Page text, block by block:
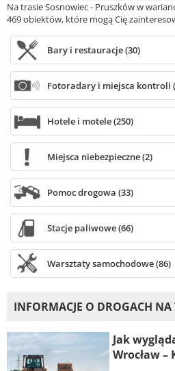
Na trasie Sosnowiec - Pruszków w
469 obiektów, które mogą Cię
Bary i restauracje (30)
Fotoradary i miejsca kontroli
Hotele i motele (250)
Miejsca niebezpieczne (2)
Pomoc drogowa (33)
Stacje paliwowe (66)
Warsztaty samochodowe (86)
INFORMACJE O DROGACH NA
Jak
Wrocław –